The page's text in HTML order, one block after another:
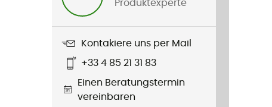
Produktexperte
Kontakiere uns per Mail
+33 4 85 21 31 83
Einen Beratungstermin
vereinbaren